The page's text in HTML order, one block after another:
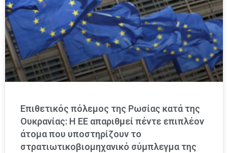
Επιθετικός πόλεμος της Ρωσίας κατά της
Ουκρανίας: Η ΕΕ απαριθμεί πέντε επιπλέον
άτομα που υποστηρίζουν το
στρατιωτικοβιομηχανικό σύμπλεγμα της